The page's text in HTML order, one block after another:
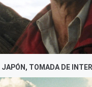
JAPÓN, TOMADA DE